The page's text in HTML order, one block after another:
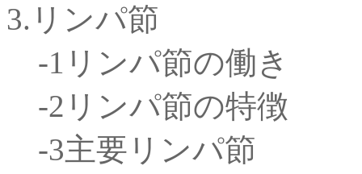
3.リンパ節
-1リンパ節の働き
-2リンパ節の特徴
-3主要リンパ節